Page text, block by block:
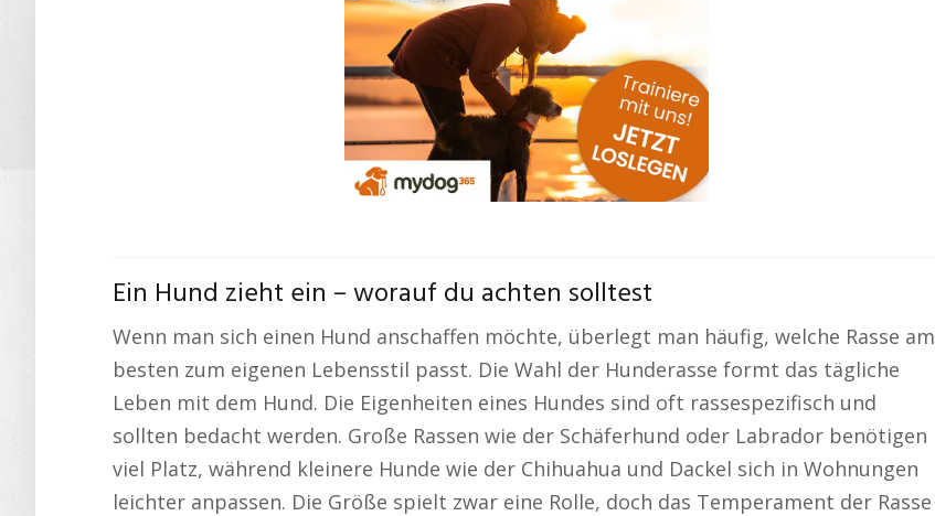
Ein Hund zieht ein – worauf du achten solltest
Wenn man sich einen Hund anschaffen möchte, überlegt man häufig, welche Rasse am
besten zum eigenen Lebensstil passt. Die Wahl der Hunderasse formt das tägliche
Leben mit dem Hund. Die Eigenheiten eines Hundes sind oft rassespezifisch und
sollten bedacht werden. Große Rassen wie der Schäferhund oder Labrador benötigen
viel Platz, während kleinere Hunde wie der Chihuahua und Dackel sich in Wohnungen
leichter anpassen. Die Größe spielt zwar eine Rolle, doch das Temperament der Rasse